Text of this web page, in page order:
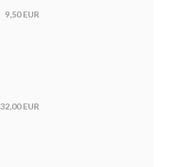
9,50 EUR
32,00 EUR